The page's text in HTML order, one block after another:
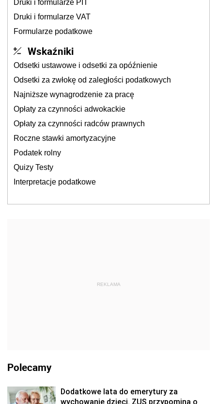
Druki i formularze PIT
Druki i formularze VAT
Formularze podatkowe
Wskaźniki
Odsetki ustawowe i odsetki za opóźnienie
Odsetki za zwłokę od zaległości podatkowych
Najniższe wynagrodzenie za pracę
Opłaty za czynności adwokackie
Opłaty za czynności radców prawnych
Roczne stawki amortyzacyjne
Podatek rolny
Quizy Testy
Interpretacje podatkowe
REKLAMA
Polecamy
Dodatkowe lata do emerytury za
wychowanie dzieci. ZUS przypomina o